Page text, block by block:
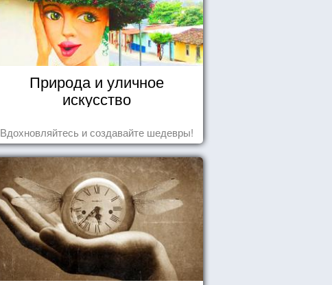
Природа и уличное
искусство
Вдохновляйтесь и создавайте шедевры!